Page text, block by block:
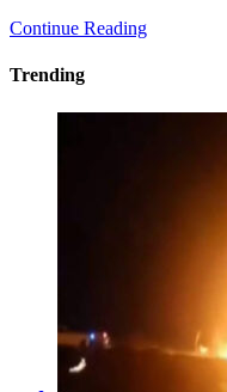
Continue Reading
Trending